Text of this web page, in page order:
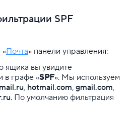
настройка
заголовки писем
почту
SPF
«Почта» панели управления:
ящика вы увидите
в графе «SPF». Мы используем
mail.ru, hotmail.com, gmail.com,
. По умолчанию фильтрация